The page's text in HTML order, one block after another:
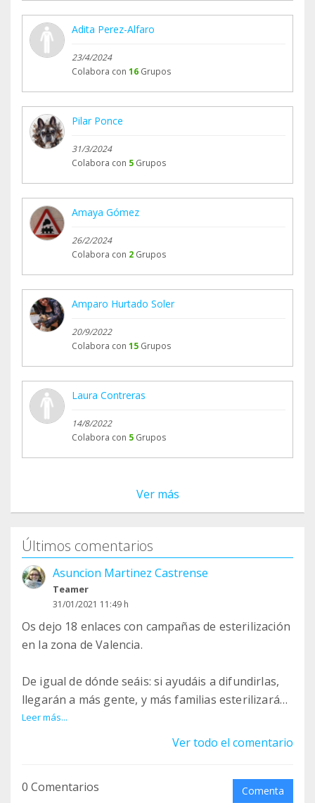
Adita Perez-Alfaro
23/4/2024
Colabora con 16 Grupos
Pilar Ponce
31/3/2024
Colabora con 5 Grupos
Amaya Gómez
26/2/2024
Colabora con 2 Grupos
Amparo Hurtado Soler
20/9/2022
Colabora con 15 Grupos
Laura Contreras
14/8/2022
Colabora con 5 Grupos
Ver más
Últimos comentarios
Asuncion Martinez Castrense
Teamer
31/01/2021 11:49 h
Os dejo 18 enlaces con campañas de esterilización
en la zona de Valencia.
De igual de dónde seáis: si ayudáis a difundirlas,
llegarán a más gente, y más familias esterilizarán
a sus peludos.
1
Leer más...
Ver todo el comentario
0 Comentarios Comenta